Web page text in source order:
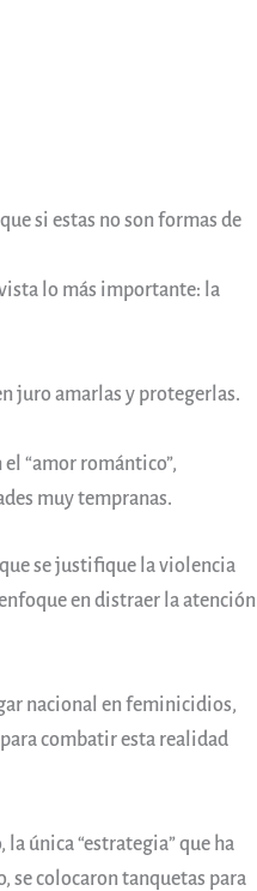
si estas no son formas de
lo más importante: la
juro amarlas y protegerlas.
el “amor romántico”,
muy tempranas.
se justifique la violencia
en distraer la atención
nacional en feminicidios,
combatir esta realidad
única “estrategia” que ha
se colocaron tanquetas para